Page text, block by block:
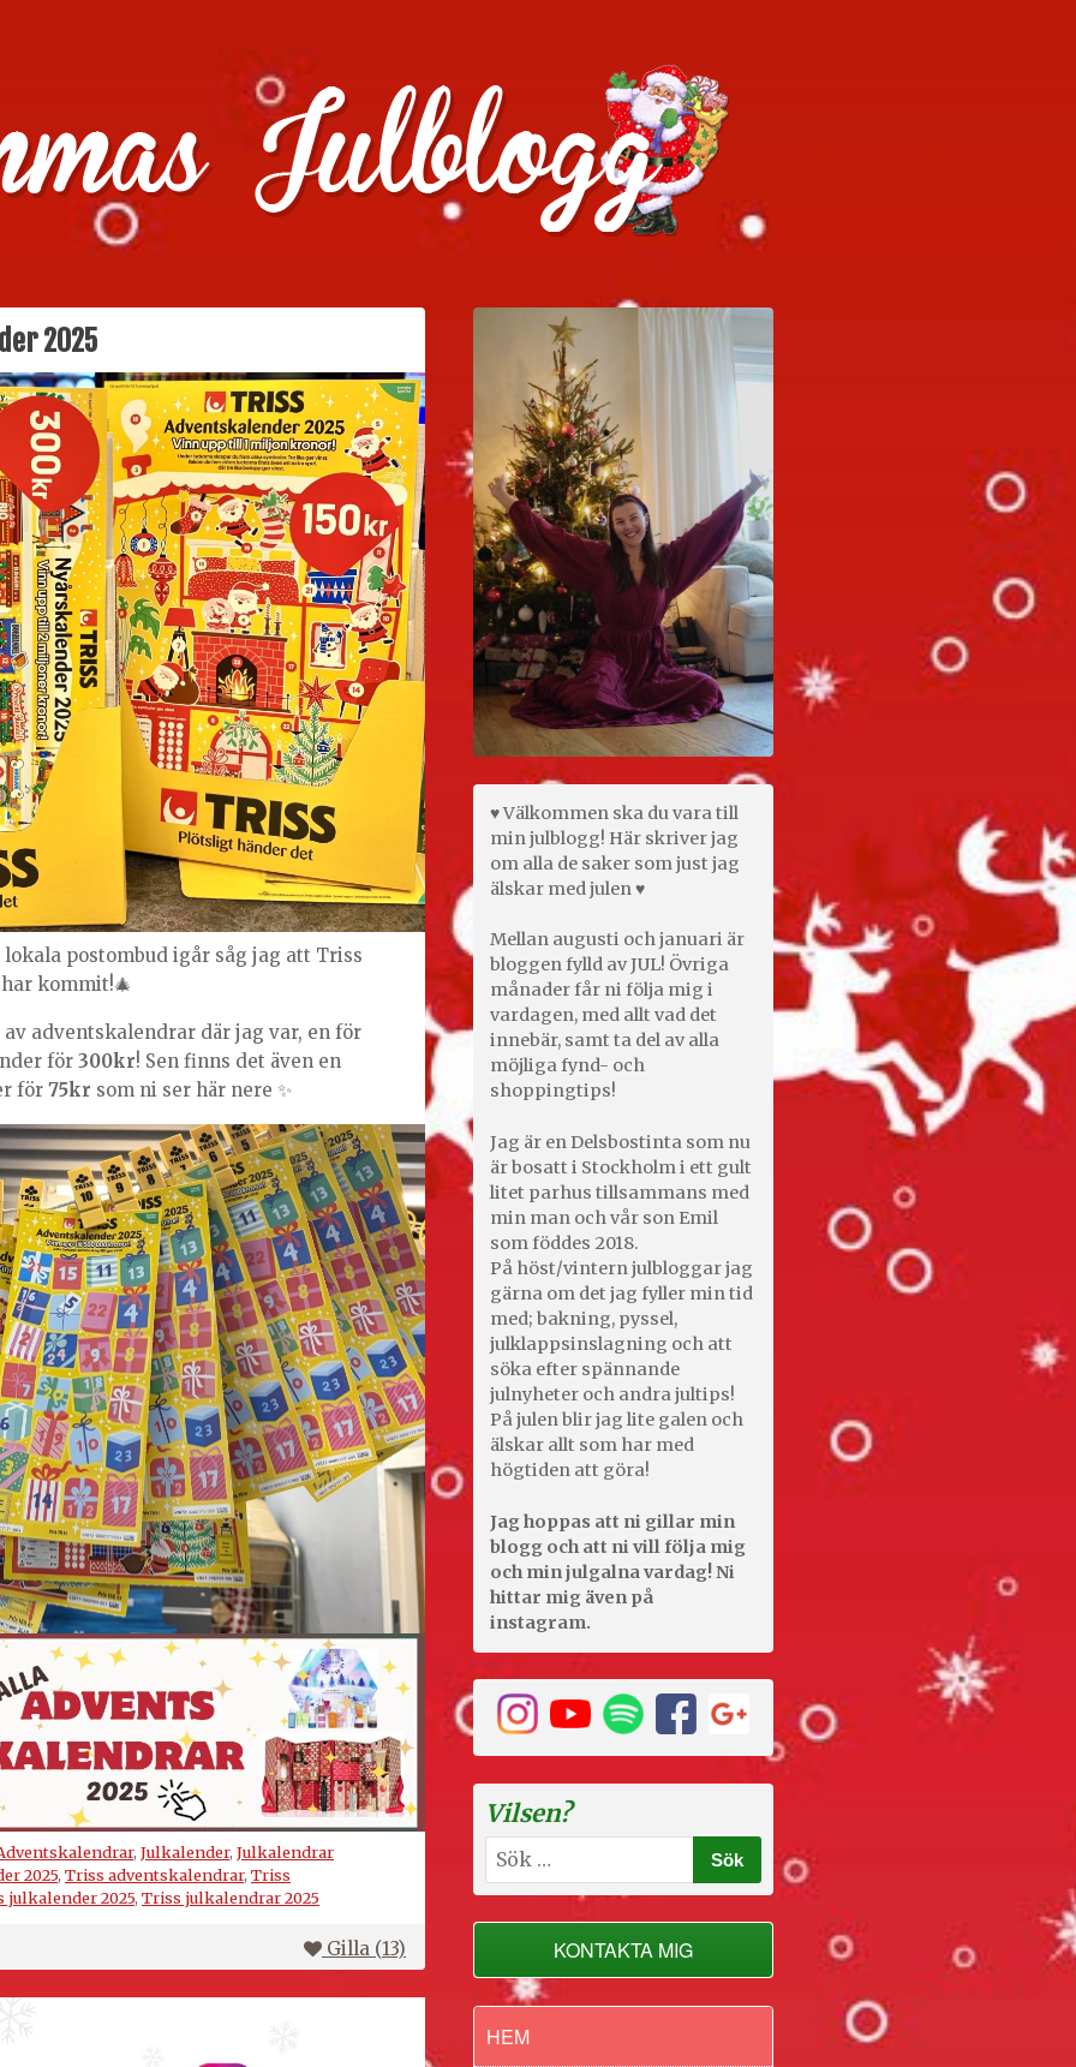
2025
postombud igår såg jag att Triss
kommit!🎄
av adventskalendrar där jag var, en för
för 300kr! Sen finns det även en
för 75kr som ni ser här nere ✨
, Julkalender, Julkalendrar
2025, Triss adventskalendrar, Triss
julkalender 2025, Triss julkalendrar 2025
Gilla (13)
♥ Välkommen ska du vara till
min julblogg! Här skriver jag
om alla de saker som just jag
älskar med julen ♥
Mellan augusti och januari är
bloggen fylld av JUL! Övriga
månader får ni följa mig i
vardagen, med allt vad det
innebär, samt ta del av alla
möjliga fynd- och
shoppingtips!
Jag är en Delsbostinta som nu
är bosatt i Stockholm i ett gult
litet parhus tillsammans med
min man och vår son Emil
som föddes 2018.
På höst/vintern julbloggar jag
gärna om det jag fyller min tid
med; bakning, pyssel,
julklappsinslagning och att
söka efter spännande
julnyheter och andra jultips!
På julen blir jag lite galen och
älskar allt som har med
högtiden att göra!
Jag hoppas att ni gillar min
blogg och att ni vill följa mig
och min julgalna vardag! Ni
hittar mig även på
instagram.
Vilsen?
Sök
efter:
KONTAKTA MIG
HEM